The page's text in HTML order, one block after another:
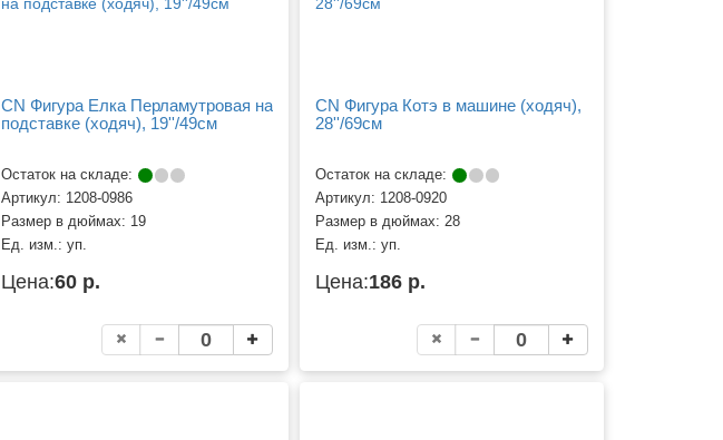
CN Фигура Елка Перламутровая на
подставке (ходяч), 19''/49см
Остаток на складе:
Артикул: 1208-0986
Размер в дюймах: 19
Ед. изм.: уп.
Цена:60 р.
CN Фигура Котэ в машине (ходяч),
28''/69см
Остаток на складе:
Артикул: 1208-0920
Размер в дюймах:28
Ед. изм.:уп.
Цена:186 р.